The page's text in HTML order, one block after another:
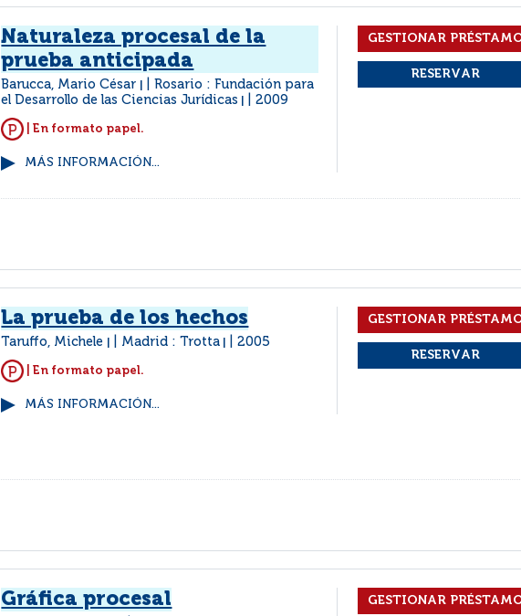
Naturaleza procesal de la
prueba anticipada
Barucca, Mario César
Rosario : Fundación para
el Desarrollo de las Ciencias Jurídicas
2009
| En formato papel.
MÁS INFORMACIÓN...
La prueba de los hechos
Taruffo, Michele Madrid : Trotta 2005
| En formato papel.
MÁS INFORMACIÓN...
Gráfica procesal